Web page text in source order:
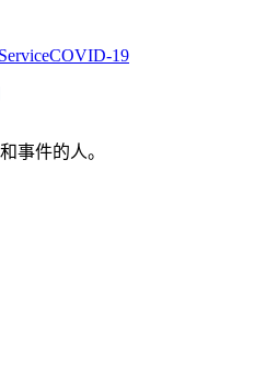
COVID-19
事件的人。